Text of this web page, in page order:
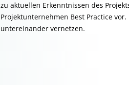
zu aktuellen Erkenntnissen des
Projektunternehmen Best Practice
untereinander vernetzen.